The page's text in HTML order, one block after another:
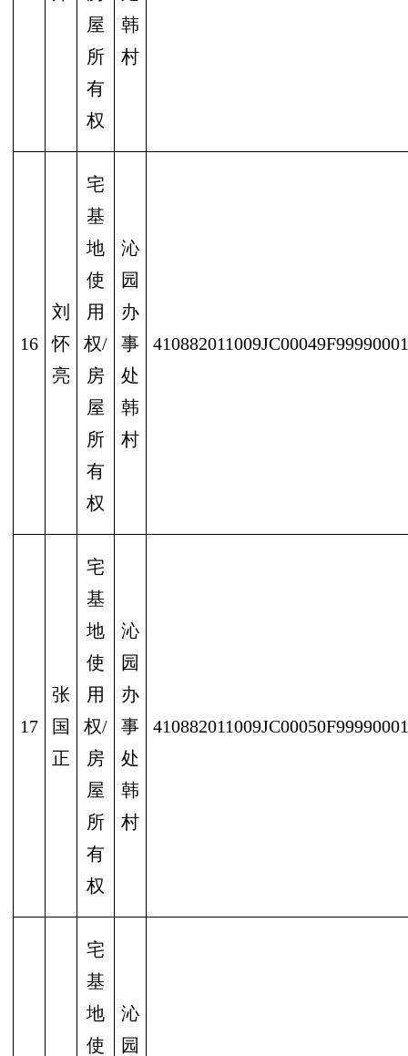
屋
所
有
权
韩
村
16
刘
怀
亮
宅
基
地
使
用
权/
房
屋
所
有
权
沁
园
办
事
处
韩
村
410882011009JC00049F99990001
17
张
国
正
宅
基
地
使
用
权/
房
屋
所
有
权
沁
园
办
事
处
韩
村
410882011009JC00050F99990001
宅
基
地
使
沁
园